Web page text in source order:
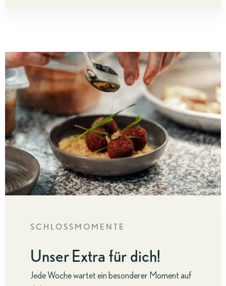
SCHLOSSMOMENTE
Unser Extra für dich!
Jede Woche wartet ein besonderer Moment auf